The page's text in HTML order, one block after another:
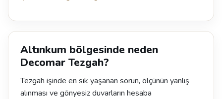
Altınkum bölgesinde neden
Decomar Tezgah?
Tezgah işinde en sık yaşanan sorun, ölçünün yanlış
alınması ve gönyesiz duvarların hesaba